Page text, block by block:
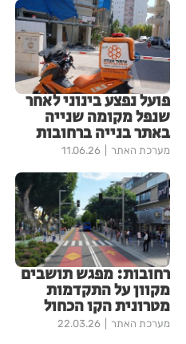
פועל נפצע בינוני לאחר
שנפל מקומה שנייה
באתר בנייה ברחובות
מערכת האתר 11.06.26
רחובות: מפגש תושבים
מקוון על התקדמות
מטרונית הקו הכחול
מערכת האתר 22.03.26